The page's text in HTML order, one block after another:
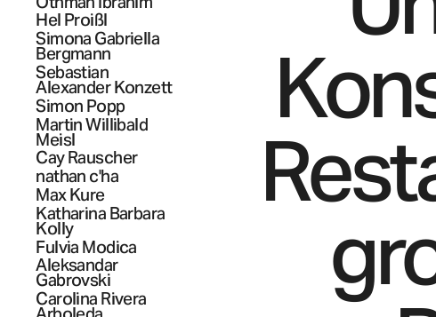
Hel Proißl
Simona Gabriella
Bergmann
Sebastian
Alexander Konzett
Simon Popp
Martin Willibald
Meisl
CayRauscher
nathan c'ha
MaxKure
Katharina Barbara
Kolly
Fulvia Modica
Aleksandar
Gabrovski
Carolina Rivera